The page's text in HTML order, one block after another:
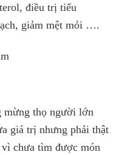
điều trị tiểu
giảm mệt mỏi ….
mừng thọ người lớn
giá trị nhưng phải thật
chưa tìm được món